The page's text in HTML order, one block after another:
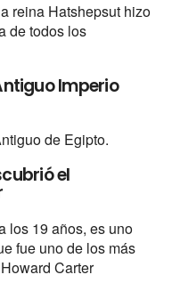
reina Hatshepsut hizo
de todos los
Imperio
de Egipto.
el
los 19 años, es uno
fue uno de los más
Carter